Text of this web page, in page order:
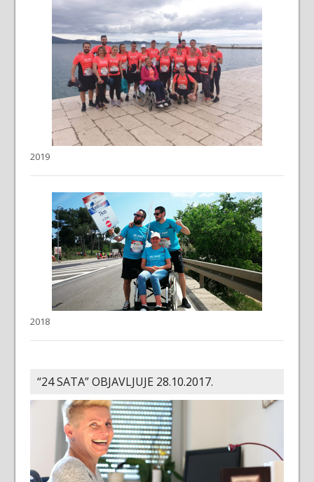
2019
2018
“24 SATA” OBJAVLJUJE 28.10.2017.